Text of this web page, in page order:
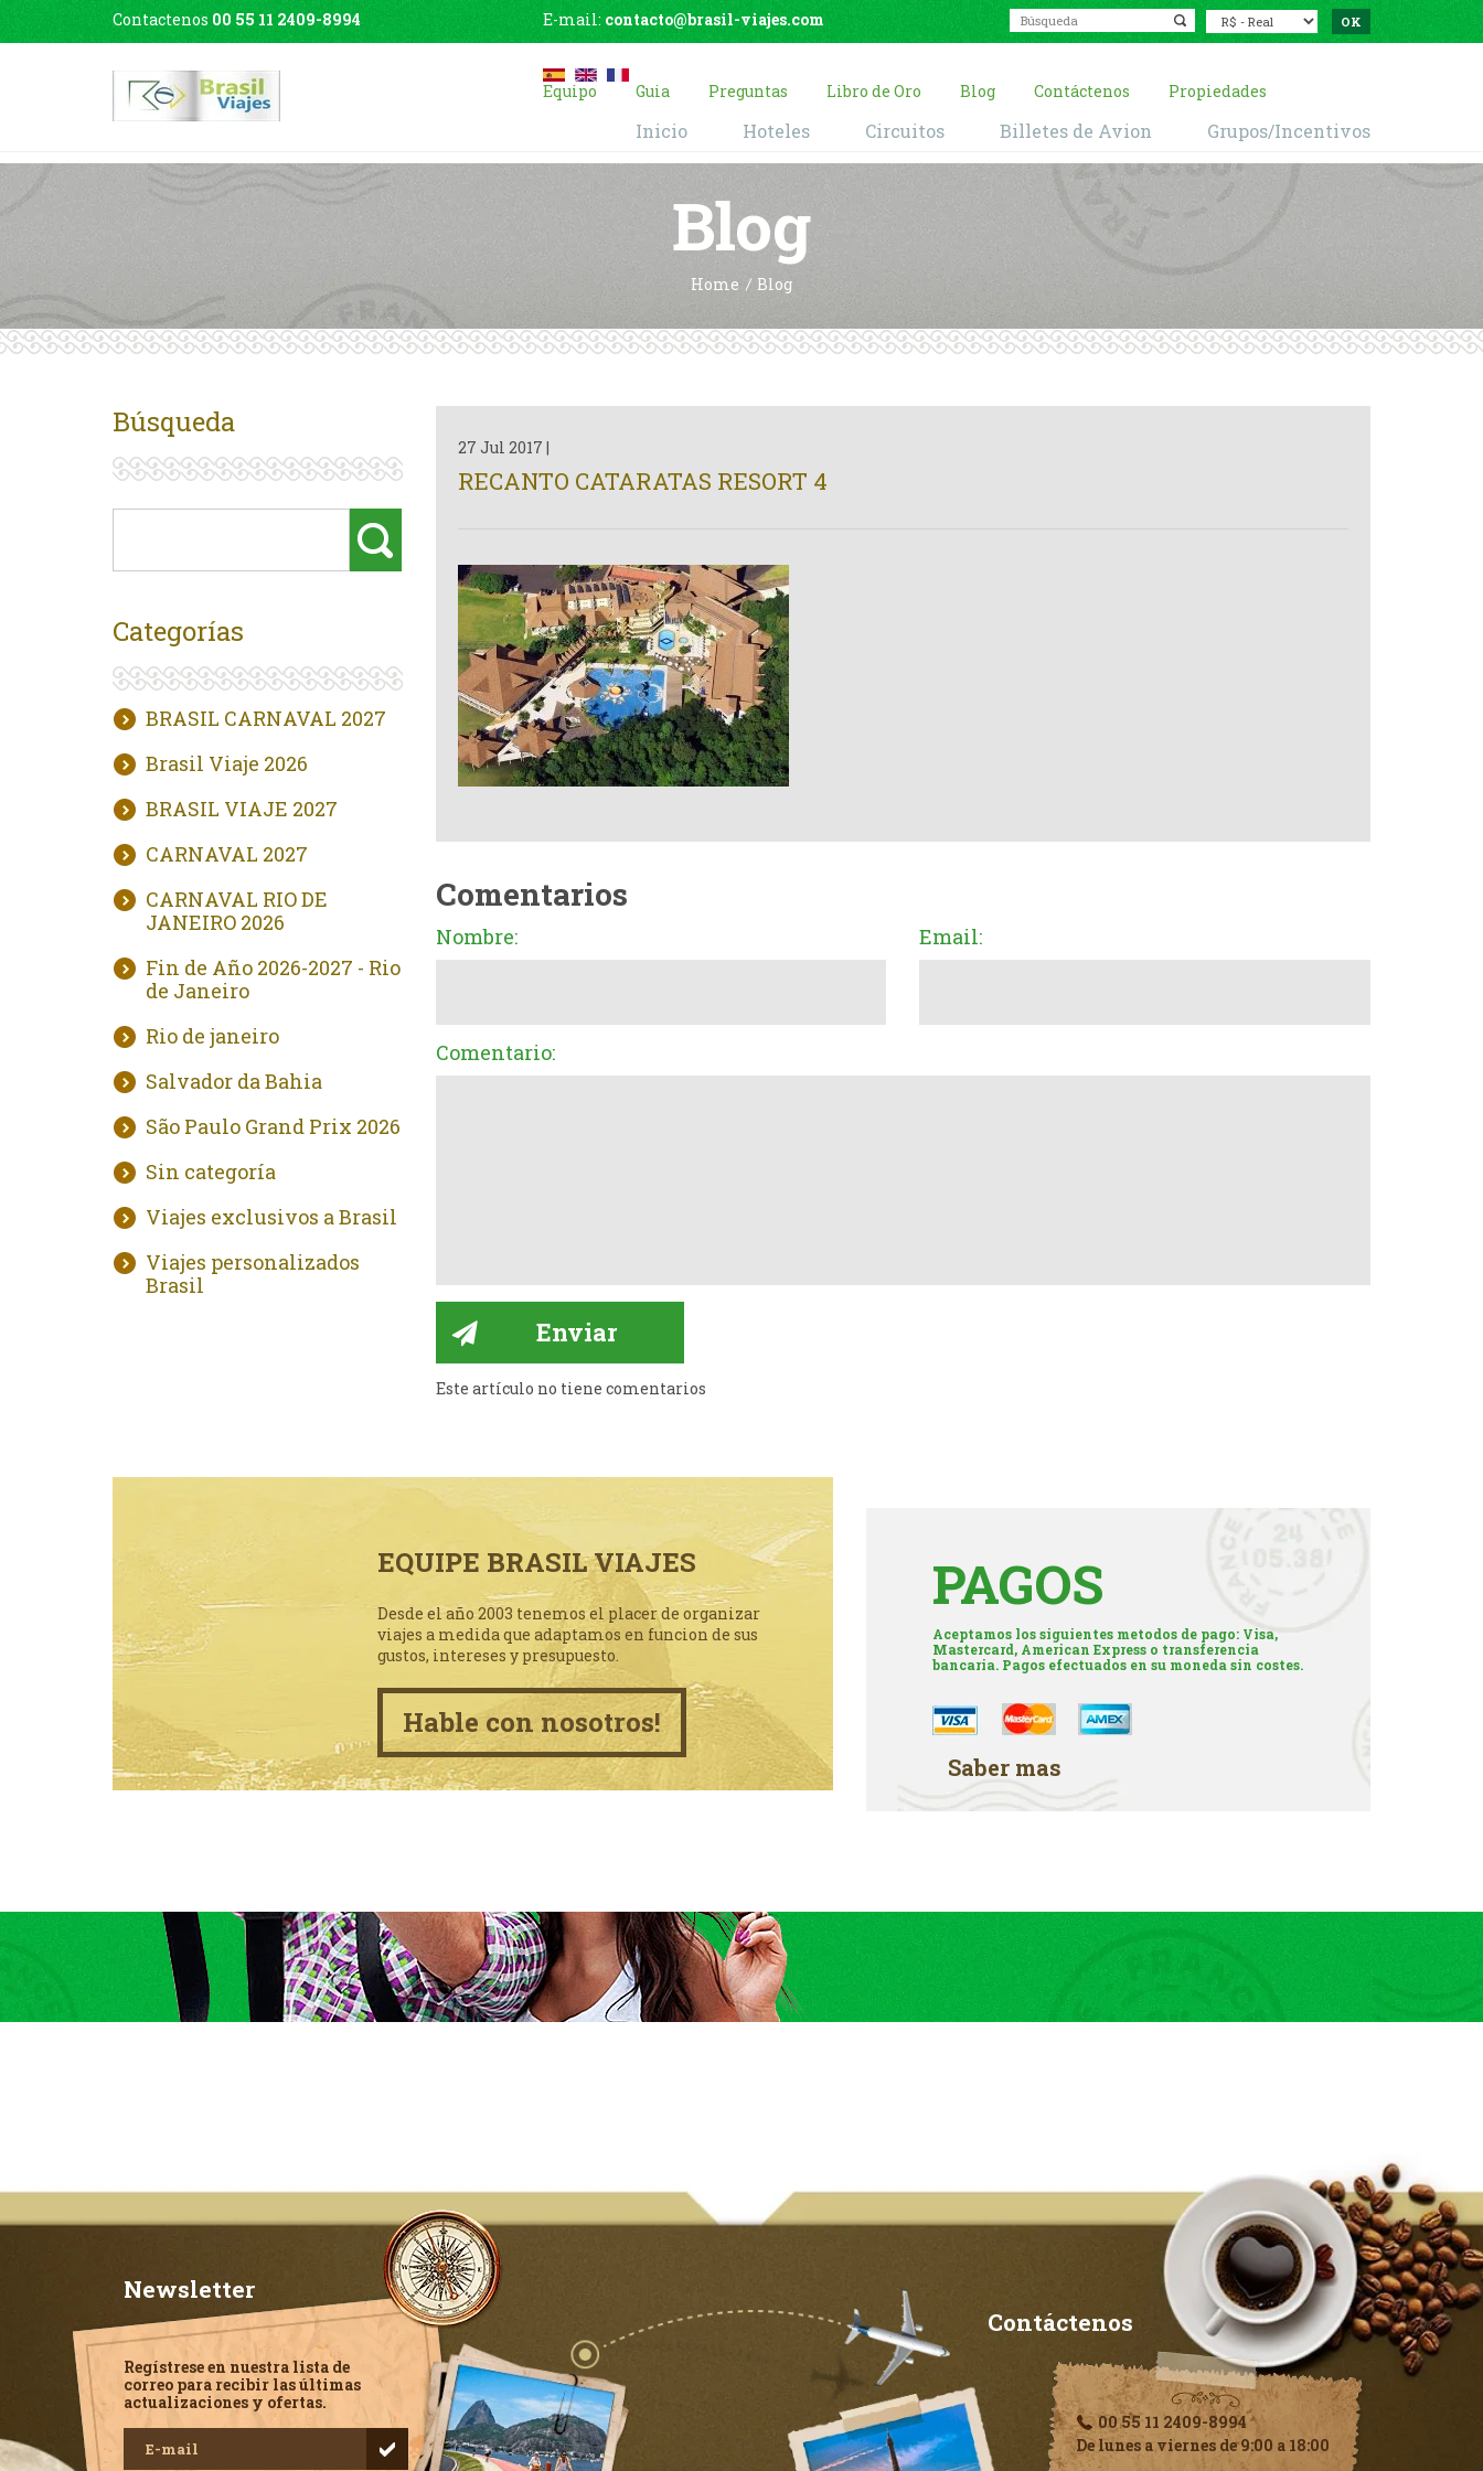
Contactenos 00 55 11 2409-8994 E-mail: contacto@brasil-viajes.com
Equipo Guia Preguntas Libro de Oro Blog Contáctenos Propiedades
Inicio Hoteles Circuitos Billetes de Avion Grupos/Incentivos
Blog
Home Blog
Búsqueda
Categorías
BRASIL CARNAVAL 2027
Brasil Viaje 2026
BRASIL VIAJE 2027
CARNAVAL 2027
CARNAVAL RIO DE
JANEIRO 2026
Fin de Año 2026-2027 - Rio
de Janeiro
Rio de janeiro
Salvador da Bahia
São Paulo Grand Prix 2026
Sin categoría
Viajes exclusivos a Brasil
Viajes personalizados
Brasil
27 Jul 2017 |
RECANTO CATARATAS RESORT 4
Comentarios
Nombre: Email:
Comentario:
Este artículo no tiene comentarios
EQUIPE BRASIL VIAJES
Desde el año 2003 tenemos el placer de organizar
viajes a medida que adaptamos en funcion de sus
gustos, intereses y presupuesto.
Hable con nosotros!
PAGOS
Aceptamos los siguientes metodos de pago: Visa,
Mastercard, American Express o transferencia
bancaria. Pagos efectuados en su moneda sin costes.
Saber mas
Newsletter
Regístrese en nuestra lista de
correo para recibir las últimas
actualizaciones y ofertas.
Contáctenos
00 55 11 2409-8994
De lunes a viernes de 9:00 a 18:00